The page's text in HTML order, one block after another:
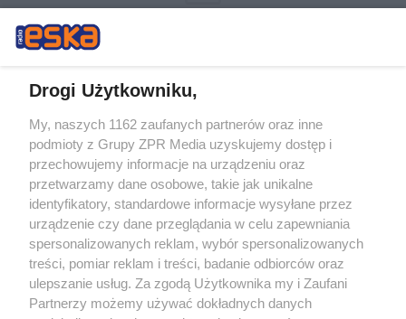
Żaden utwór zamieszczony w serwisie nie może być powielany i
rozpowszechniany lub dalej rozpowszechniany w jakikolwiek sposób (w
Drogi Użytkowniku,
My, naszych 1162 zaufanych partnerów oraz inne
podmioty z Grupy ZPR Media uzyskujemy dostęp i
przechowujemy informacje na urządzeniu oraz
przetwarzamy dane osobowe, takie jak unikalne
identyfikatory, standardowe informacje wysyłane przez
urządzenie czy dane przeglądania w celu zapewniania
spersonalizowanych reklam, wybór spersonalizowanych
treści, pomiar reklam i treści, badanie odbiorców oraz
ulepszanie usług. Za zgodą Użytkownika my i Zaufani
Partnerzy możemy używać dokładnych danych